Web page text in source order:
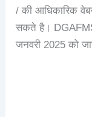
/ की आधिकारिक
सकते है।
जनवरी 2025 को